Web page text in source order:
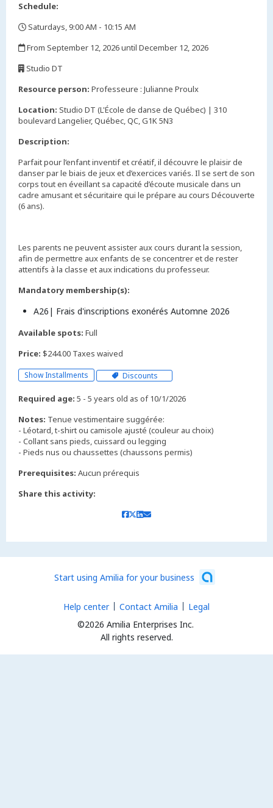
Schedule:
Saturdays, 9:00 AM - 10:15 AM
From September 12, 2026 until December 12, 2026
Studio DT
Resource person: Professeure : Julianne Proulx
Location: Studio DT (L'École de danse de Québec) | 310
boulevard Langelier, Québec, QC, G1K 5N3
Description:
Parfait pour l’enfant inventif et créatif, il découvre le plaisir de
danser par le biais de jeux et d’exercices variés. Il se sert de son
corps tout en éveillant sa capacité d’écoute musicale dans un
cadre amusant et sécuritaire qui le prépare au cours Découverte
(6 ans).
Les parents ne peuvent assister aux cours durant la session,
afin de permettre aux enfants de se concentrer et de rester
attentifs à la classe et aux indications du professeur.
Mandatory membership(s):
A26| Frais d'inscriptions exonérés Automne 2026
Available spots: Full
Price: $244.00 Taxes waived
Show Installments Discounts
Required age: 5 - 5 years old as of 10/1/2026
Notes: Tenue vestimentaire suggérée:
- Léotard, t-shirt ou camisole ajusté (couleur au choix)
- Collant sans pieds, cuissard ou legging
Prerequisites: Aucun prérequis
Share this activity:
Start using Amilia for your business
©2026 Amilia Enterprises Inc.
All rights reserved.
Help center Contact Amilia Legal